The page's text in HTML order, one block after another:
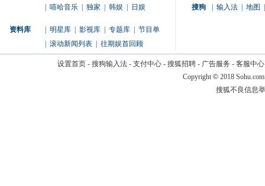
嘻哈音乐 独家 韩娱 日娱
资料库 明星库 影视库 专题库
节目单
滚动新闻列表 往期娱首回顾
搜狗
输入法 地图
设置首页- 搜狗输入法- 支付中心- 搜狐招聘- 广告服务 - 客服中心
Copyright © 2018
搜狐不良信息